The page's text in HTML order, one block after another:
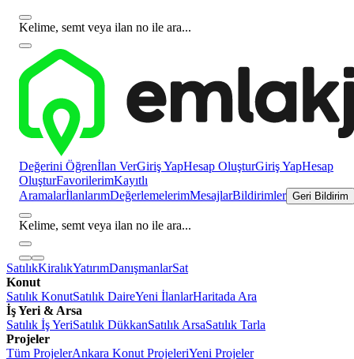
Kelime, semt veya ilan no ile ara...
Değerini Öğrenİlan VerGiriş YapHesap OluşturGiriş YapHesap
OluşturFavorilerimKayıtlı
AramalarİlanlarımDeğerlemelerimMesajlarBildirimler Geri Bildirim
Kelime, semt veya ilan no ile ara...
SatılıkKiralıkYatırımDanışmanlarSat
Konut
Satılık KonutSatılık DaireYeni İlanlarHaritada Ara
İş Yeri & Arsa
Satılık İş YeriSatılık DükkanSatılık ArsaSatılık Tarla
Projeler
Tüm ProjelerAnkara Konut ProjeleriYeni Projeler